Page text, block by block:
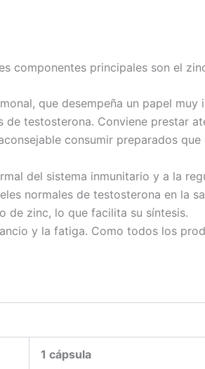
componentes principales son el
que desempeña un papel
testosterona. Conviene prestar
consumir preparados
del sistema inmunitario y a la
normales de testosterona en la
de zinc, lo que facilita su síntesis.
y la fatiga. Como todos los
1 cápsula